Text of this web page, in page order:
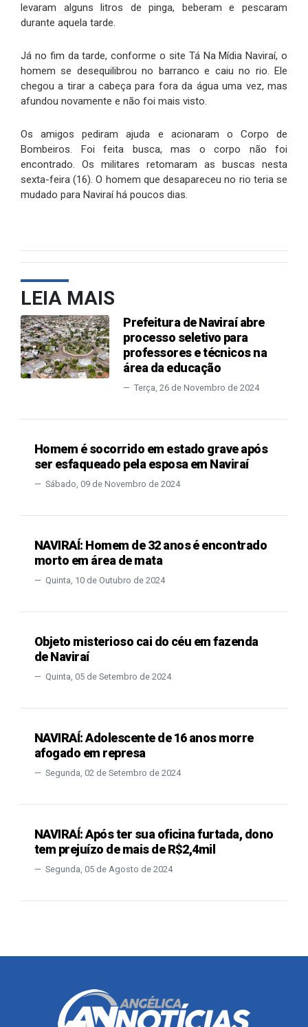
levaram alguns litros de pinga, beberam e pescaram
durante aquela tarde.
Já no fim da tarde, conforme o site Tá Na Mídia Naviraí, o
homem se desequilibrou no barranco e caiu no rio. Ele
chegou a tirar a cabeça para fora da água uma vez, mas
afundou novamente e não foi mais visto.
Os amigos pediram ajuda e acionaram o Corpo de
Bombeiros. Foi feita busca, mas o corpo não foi
encontrado. Os militares retomaram as buscas nesta
sexta-feira (16). O homem que desapareceu no rio teria se
mudado para Naviraí há poucos dias.
LEIA MAIS
Prefeitura de Naviraí abre
processo seletivo para
professores e técnicos na
área da educação
Terça, 26 de Novembro de 2024
Homem é socorrido em estado grave após
ser esfaqueado pela esposa em Naviraí
Sábado, 09 de Novembro de 2024
NAVIRAÍ: Homem de 32 anos é encontrado
morto em área de mata
Quinta, 10 de Outubro de 2024
Objeto misterioso cai do céu em fazenda
de Naviraí
Quinta, 05 de Setembro de 2024
NAVIRAÍ: Adolescente de 16 anos morre
afogado em represa
Segunda, 02 de Setembro de 2024
NAVIRAÍ: Após ter sua oficina furtada, dono
tem prejuízo de mais de R$2,4mil
Segunda, 05 de Agosto de 2024